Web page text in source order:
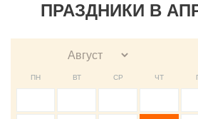
ПРАЗДНИКИ В
ПН ВТ СР ЧТ